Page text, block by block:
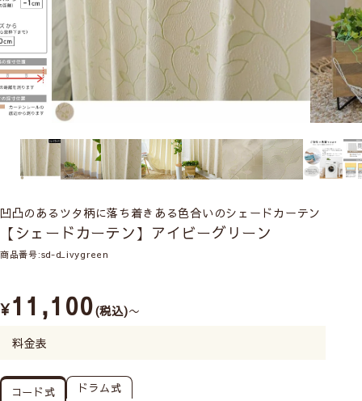
凹凸のあるツタ柄に落ち着きある色合いのシェードカーテン
【シェードカーテン】アイビーグリーン
商品番号 sd-d_ivygreen
¥11,100 税込 〜
料金表
コード式 ドラム式